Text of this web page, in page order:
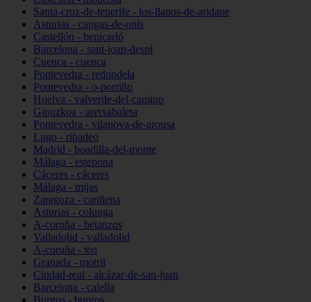
Santa-cruz-de-tenerife - los-llanos-de-aridane
Asturias - cangas-de-onís
Castellón - benicarló
Barcelona - sant-joan-despí
Cuenca - cuenca
Pontevedra - redondela
Pontevedra - o-porriño
Huelva - valverde-del-camino
Gipuzkoa - aretxabaleta
Pontevedra - vilanova-de-arousa
Lugo - ribadeo
Madrid - boadilla-del-monte
Málaga - estepona
Cáceres - cáceres
Málaga - mijas
Zaragoza - cariñena
Asturias - colunga
A-coruña - betanzos
Valladolid - valladolid
A-coruña - teo
Granada - motril
Ciudad-real - alcázar-de-san-juan
Barcelona - calella
Burgos - burgos